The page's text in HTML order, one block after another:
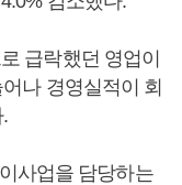
급락했던 영업이
나 경영실적이 회
사업을 담당하는